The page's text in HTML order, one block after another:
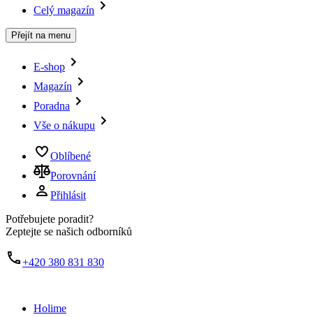
Celý magazín
Přejít na menu
E-shop
Magazín
Poradna
Vše o nákupu
Oblíbené
Porovnání
Přihlásit
Potřebujete poradit?
Zeptejte se našich odborníků
+420 380 831 830
Holime